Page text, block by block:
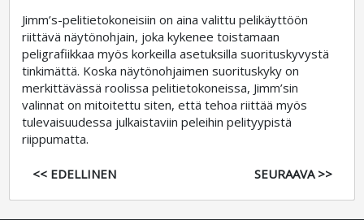
Jimm’s-pelitietokoneisiin on aina valittu pelikäyttöön
riittävä näytönohjain, joka kykenee toistamaan
peligrafiikkaa myös korkeilla asetuksilla suorituskyvystä
tinkimättä. Koska näytönohjaimen suorituskyky on
merkittävässä roolissa pelitietokoneissa, Jimm’sin
valinnat on mitoitettu siten, että tehoa riittää myös
tulevaisuudessa julkaistaviin peleihin pelityypistä
riippumatta.
<< EDELLINEN SEURAAVA >>